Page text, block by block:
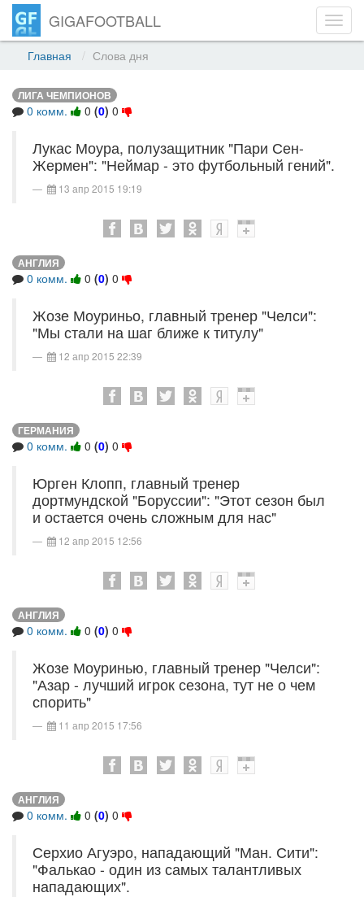
GIGAFOOTBALL
Главная Слова дня
ЛИГА ЧЕМПИОНОВ
0 комм. 0 (0) 0
Лукас Моура, полузащитник "Пари Сен-
Жермен": "Неймар - это футбольный гений".
13 апр 2015 19:19
АНГЛИЯ
0 комм. 0 (0) 0
Жозе Моуриньо, главный тренер "Челси":
"Мы стали на шаг ближе к титулу"
12 апр 2015 22:39
ГЕРМАНИЯ
0 комм. 0 (0) 0
Юрген Клопп, главный тренер
дортмундской "Боруссии": "Этот сезон был
и остается очень сложным для нас"
12 апр 2015 12:56
АНГЛИЯ
0 комм. 0 (0) 0
Жозе Моуринью, главный тренер "Челси":
"Азар - лучший игрок сезона, тут не о чем
спорить"
11 апр 2015 17:56
АНГЛИЯ
0 комм. 0 (0) 0
Серхио Агуэро, нападающий "Ман. Сити":
"Фалькао - один из самых талантливых
нападающих".